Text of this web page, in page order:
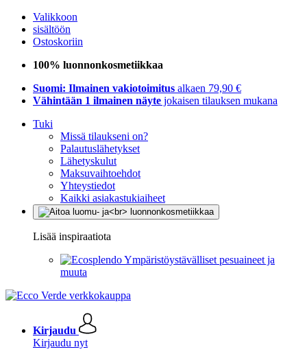
Valikkoon
sisältöön
Ostoskoriin
100% luonnonkosmetiikkaa
Suomi: Ilmainen vakiotoimitus alkaen 79,90 €
Vähintään 1 ilmainen näyte jokaisen tilauksen mukana
Tuki
Missä tilaukseni on?
Palautuslähetykset
Lähetyskulut
Maksuvaihtoehdot
Yhteystiedot
Kaikki asiakastukiaiheet
Lisää inspiraatiota
Ympäristöystävälliset pesuaineet ja
muuta
Kirjaudu
Kirjaudu nyt